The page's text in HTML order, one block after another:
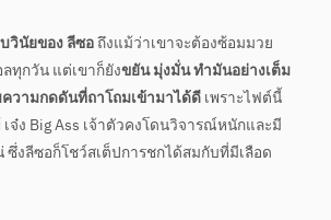
วินัยของ ลีซอถึงแม้ว่าเขาจะต้องซ้อมมวย
ทุกวัน แต่เขาก็ยังขยัน มุ่งมั่น ทำมันอย่างเต็ม
วามกดดันที่ถาโถมเข้ามาได้ดีเพราะไฟต์นี้
จ๋ง Big Ass เจ้าตัวคงโดนวิจารณ์หนักและมี
ซึ่งลีซอก็โชว์สเต็ปการชกได้สมกับที่มีเลือด